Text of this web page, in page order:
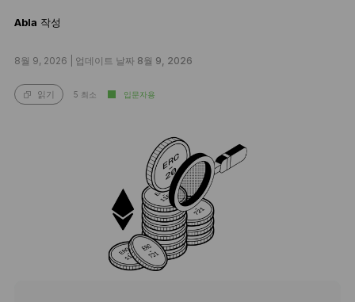
Abla 작성
8월 9, 2026 | 업데이트 날짜 8월 9, 2026
읽기 5 최소 입문자용